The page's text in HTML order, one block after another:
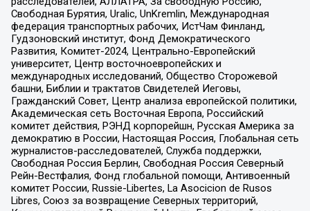
Свободная Бурятия, Uralic, UnKremlin, Международная
федерация транспортных рабочих, ИстЧам Финланд,
Гудзоновский институт, Фонд Демократического
Развития, Комитет-2024, Центрально-Европейский
университет, Центр восточноевропейских и
международных исследований, Общество Сторожевой
башни, Библии и трактатов Свидетелей Иеговы,
Гражданский Совет, Центр анализа европейской политики,
Академическая сеть Восточная Европа, Российский
комитет действия, РЭНД корпорейшн, Русская Америка за
демократию в России, Настоящая Россия, Глобальная сеть
журналистов-расследователей, Служба поддержки,
Свободная Россия Берлин, Свободная Россия Северный
Рейн-Вестфалия, Фонд глобальной помощи, Антивоенный
комитет России, Russie-Libertes, La Asocicion de Rusos
Libres, Союз за возвращение Северных территорий,